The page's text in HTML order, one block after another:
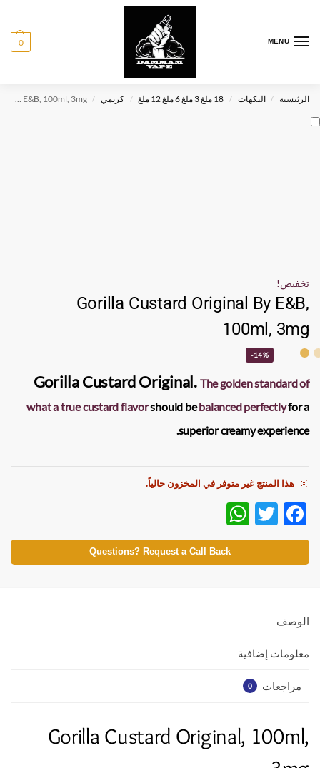
MENU
0
الرئيسية / النكهات / 18 ملغ 3 ملغ 6 ملغ 12 ملغ / كريمي /
Gorilla Custard Original By E&B, 100ml, 3mg
تخفيض!
Gorilla Custard Original By E&B,
100ml, 3mg
-14%
Gorilla Custard Original. The golden standard of
what a true custard flavorshould bebalanced perfectlyfor a
superior creamy experience.
هذا المنتج غير متوفر في المخزون حالياً.
F
ac
e
o
k
T
w
itt
h
at
Questions? Request a Call Back
الوصف
معلومات إضافية
مراجعات 0
Gorilla Custard Original, 100ml,